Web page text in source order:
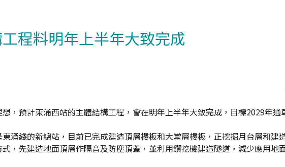
程料明年上半年大致完成
，預計東涌西站的主體結構工程，會在明年上半年大致完成，目標2029年通
涌綫的新總站，目前已完成建造頂層樓板和大堂層樓板，正挖掘月台層和建
，先建造地面頂層作隔音及防塵頂蓋，並利用鑽挖機建造隧道，減少應用地